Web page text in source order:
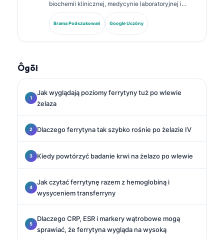
biochemii klinicznej, medycynie laboratoryjnej i
badaniach nad biomarkerami. Były Prezes
Niemieckiego Towarzystwa Chemii Klinicznej,
specjalizuje się w analizie paneli diagnostycznych,
Brama Podszukowań Google Uczōny
Ôgōł
Jak wyglądają poziomy ferrytyny tuż po wlewie
żelaza
Dlaczego ferrytyna tak szybko rośnie po żelazie IV
Kiedy powtórzyć badanie krwi na żelazo po wlewie
Jak czytać ferrytynę razem z hemoglobiną i
wysyceniem transferryny
Dlaczego CRP, ESR i markery wątrobowe mogą
sprawiać, że ferrytyna wygląda na wysoką